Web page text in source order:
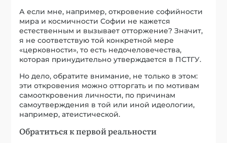
А если мне, например, откровение софийности
мира и космичности Софии не кажется
естественным и вызывает отторжение? Значит,
я не соответствую той конкретной мере
«церковности», то есть недочеловечества,
которая принудительно утверждается в ПСТГУ.
Но дело, обратите внимание, не только в этом:
эти откровения можно отторгать и по мотивам
самооткровения личности, по причинам
самоутверждения в той или иной идеологии,
например, атеистической.
Обратиться к первой реальности